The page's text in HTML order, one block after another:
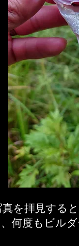
真を拝見する
何度もビル